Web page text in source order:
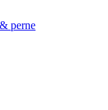
perne